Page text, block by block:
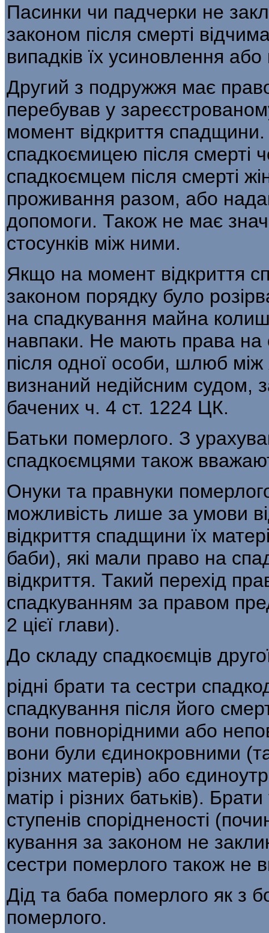
Пасинки чи падчерки не
законом після смерті
випадків їх усиновлення
Другий з подружжя має
перебував у
момент відкриття
спадкоємицею після смерті
спадкоємцем після смерті
прожи­вання разом, або
допомоги. Також не має
стосунків між ними.
Якщо на момент відкриття
за­коном порядку було
на спадку­вання майна
навпаки. Не мають права на
після одної особи, шлюб
визнаний недійсним судом,
бачених ч. 4 ст. 1224 ЦК.
Батьки померлого. З
спадкоємцями також
Онуки та правнуки
мож­ливість лише за умови
відкриття спад­щини їх
баби), які мали право на
відкриття. Такий перехід
спадкуванням за правом
2 цієї глави).
До складу спадкоємців
рідні брати та сестри
спадкування після його
вони повнорідними або
вони були єдинокровними
різних матерів) або
матір і різних батьків).
ступенів спорідненості
кування за законом не
сестри помер­лого також не
Дід та баба померлого як з
помер­лого.